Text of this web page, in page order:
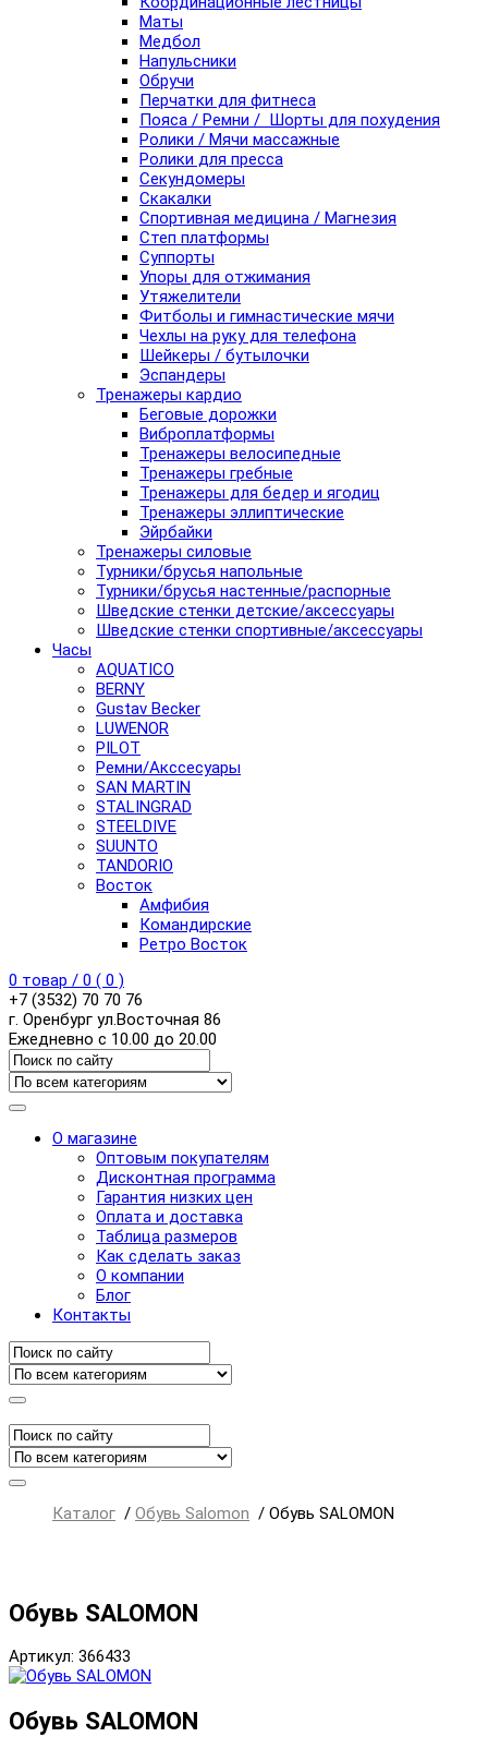
Маты
Медбол
Напульсники
Обручи
Перчатки для фитнеса
Пояса / Ремни / Шорты для похудения
Ролики / Мячи массажные
Ролики для пресса
Секундомеры
Скакалки
Спортивная медицина / Магнезия
Степ платформы
Суппорты
Упоры для отжимания
Утяжелители
Фитболы и гимнастические мячи
Чехлы на руку для телефона
Шейкеры / бутылочки
Эспандеры
Тренажеры кардио
Беговые дорожки
Виброплатформы
Тренажеры велосипедные
Тренажеры гребные
Тренажеры для бедер и ягодиц
Тренажеры эллиптические
Эйрбайки
Тренажеры силовые
Турники/брусья напольные
Турники/брусья настенные/распорные
Шведские стенки детские/аксессуары
Шведские стенки спортивные/аксессуары
Часы
AQUATICO
BERNY
Gustav Becker
LUWENOR
PILOT
Pемни/Акссесуары
SAN MARTIN
STALINGRAD
STEELDIVE
SUUNTO
TANDORIO
Восток
Амфибия
Командирские
Ретро Восток
0 товар / 0 ( 0 )
+7 (3532) 70 70 76
г. Оренбург ул.Восточная 86
Ежедневно с 10.00 до 20.00
О магазине
Оптовым покупателям
Дисконтная программа
Гарантия низких цен
Оплата и доставка
Таблица размеров
Как сделать заказ
О компании
Блог
Контакты
Каталог / Обувь Salomon / Обувь SALOMON
Обувь SALOMON
Артикул: 366433
Обувь SALOMON